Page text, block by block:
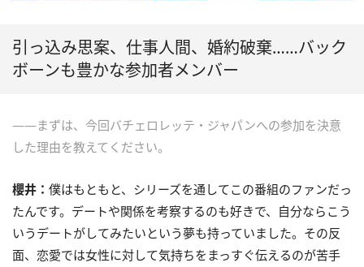
引っ込み思案、仕事人間、婚約破棄……バック
ボーンも豊かな参加者メンバー
――まずは、今回バチェロレッテ・ジャパンへの参加を決意
した理由を教えてください。
櫻井： 僕はもともと、シリーズを通してこの番組のファンだっ
たんです。デートや関係を考察するのも好きで、自分ならこう
いうデートがしてみたいという夢も持っていました。その反
面、恋愛では女性に対して気持ちをまっすぐ伝えるのが苦手